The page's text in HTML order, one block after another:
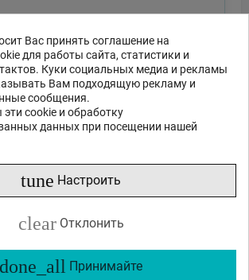
Вас принять соглашение на
для работы сайта, статистики и
Куки социальных медиа и рекламы
Вам подходящую рекламу и
сообщения.
cookie и обработку
данных при посещении нашей
tune Настроить
clear Отклонить
done_all Принимайте